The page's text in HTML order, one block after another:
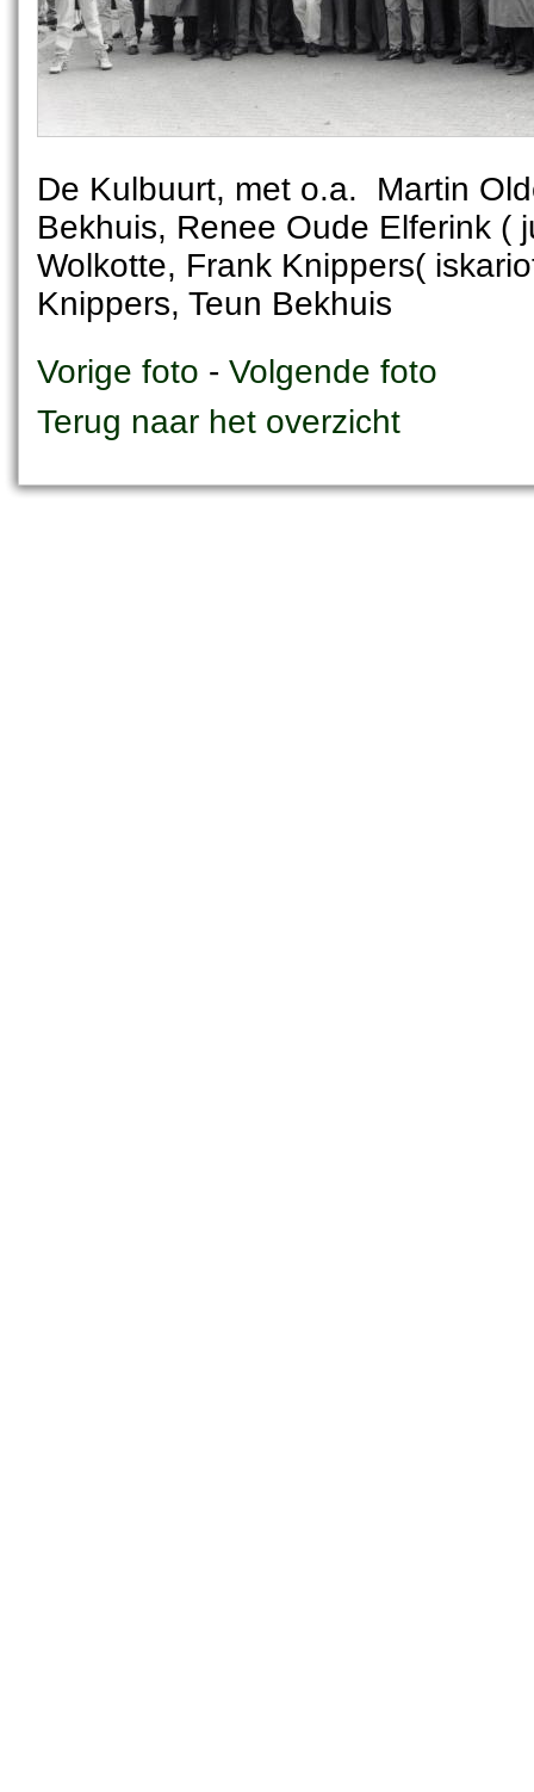
De Kulbuurt, met o.a. Martin
Bekhuis, Renee Oude Elferink (
Wolkotte, Frank Knippers(
Knippers, Teun Bekhuis
Vorige foto - Volgende foto
Terug naar het overzicht